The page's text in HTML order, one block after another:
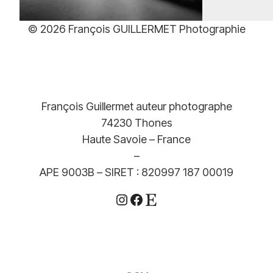
prix :
39,00€
© 2026 François GUILLERMET Photographie
François Guillermet auteur photographe
74230 Thones
Haute Savoie – France
–
APE 9003B – SIRET : 820997 187 00019
Instagram
Facebook
Etsy